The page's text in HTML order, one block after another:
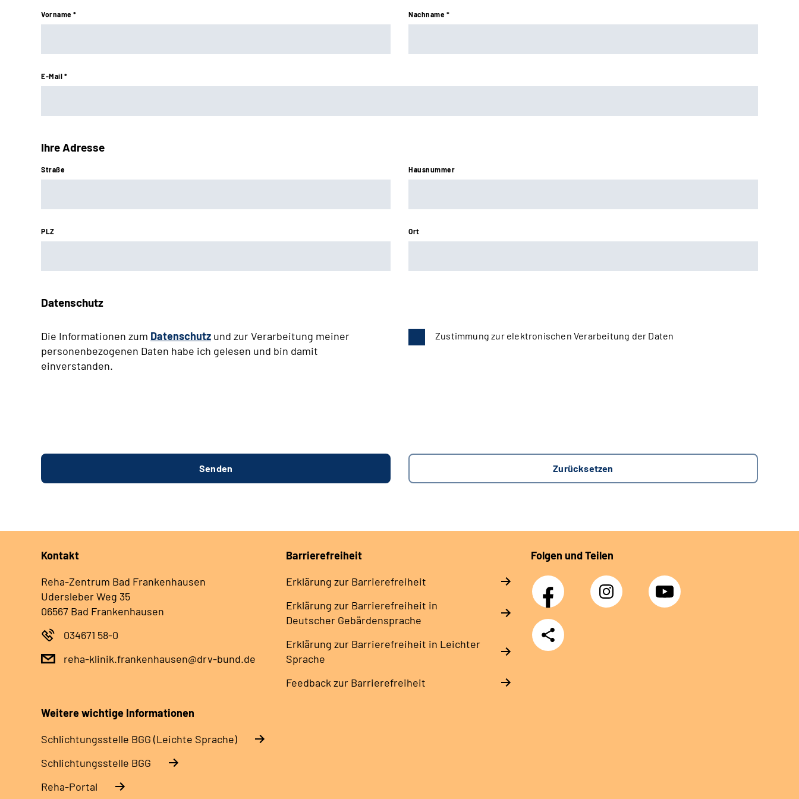
Vorname * Nachname *
E-Mail *
Ihre Adresse
Straße Hausnummer
PLZ Ort
Datenschutz
Die Informationen zum Datenschutz und zur Verarbeitung meiner
personenbezogenen Daten habe ich gelesen und bin damit
einverstanden.
Zustimmung zur elektronischen Verarbeitung der Daten
Kontakt
Reha-Zentrum Bad Frankenhausen
Udersleber Weg 35
06567 Bad Frankenhausen
034671 58-0
reha-klinik.frankenhausen@drv-bund.de
Barrierefreiheit
Erklärung zur Barrierefreiheit
Erklärung zur Barrierefreiheit in
Deutscher Gebärdensprache
Erklärung zur Barrierefreiheit in Leichter
Sprache
Feedback zur Barrierefreiheit
Folgen und Teilen
Facebook Instagram YouTube
Teilen
Weitere wichtige Informationen
Schlich­tungs­stel­le BGG (Leichte Sprache)
Schlich­tungs­stel­le BGG
Reha-Portal